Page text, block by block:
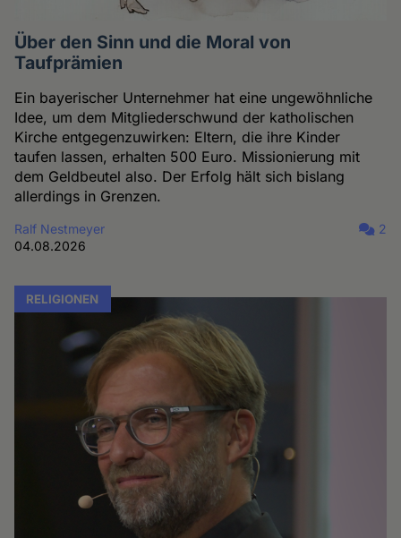
Über den Sinn und die Moral von
Taufprämien
Ein bayerischer Unternehmer hat eine ungewöhnliche
Idee, um dem Mitgliederschwund der katholischen
Kirche entgegenzuwirken: Eltern, die ihre Kinder
taufen lassen, erhalten 500 Euro. Missionierung mit
dem Geldbeutel also. Der Erfolg hält sich bislang
allerdings in Grenzen.
Ralf Nestmeyer
04.08.2026
2
RELIGIONEN